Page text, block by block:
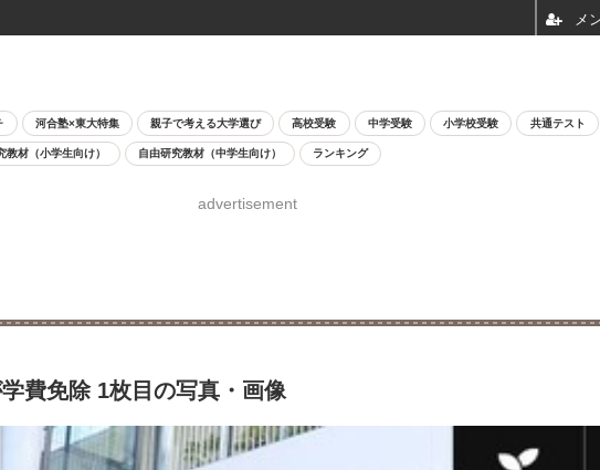
河合塾×東大特集 親子で考える大学選び 高校受験 中学受験 小学校受験 共通テスト
教材（小学生向け） 自由研究教材（中学生向け） ランキング
advertisement
費免除 1枚目の写真・画像